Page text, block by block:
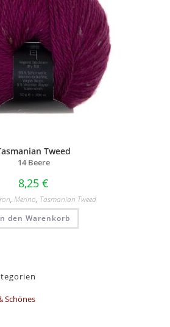
Tweed
14 Beere
8,25 €
, Merino, Tasmanian Tweed
den Warenkorb
Schönes